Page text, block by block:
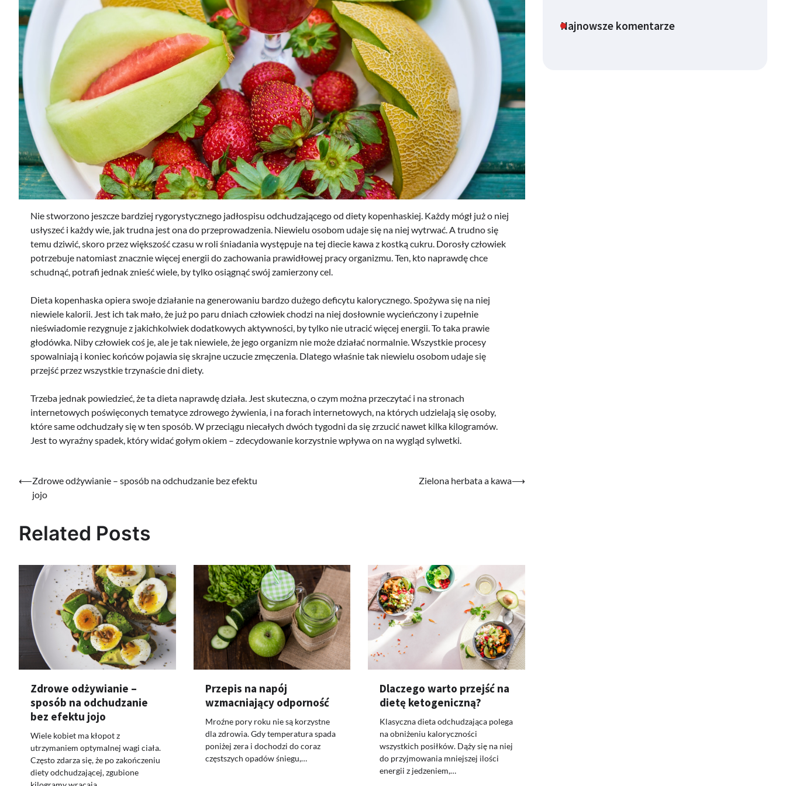
Nie stworzono jeszcze bardziej rygorystycznego jadłospisu odchudzającego od diety kopenhaskiej. Każdy mógł już o niej
usłyszeć i każdy wie, jak trudna jest ona do przeprowadzenia. Niewielu osobom udaje się na niej wytrwać. A trudno się
temu dziwić, skoro przez większość czasu w roli śniadania występuje na tej diecie kawa z kostką cukru. Dorosły człowiek
potrzebuje natomiast znacznie więcej energii do zachowania prawidłowej pracy organizmu. Ten, kto naprawdę chce
schudnąć, potrafi jednak znieść wiele, by tylko osiągnąć swój zamierzony cel.
Dieta kopenhaska opiera swoje działanie na generowaniu bardzo dużego deficytu kalorycznego. Spożywa się na niej
niewiele kalorii. Jest ich tak mało, że już po paru dniach człowiek chodzi na niej dosłownie wycieńczony i zupełnie
nieświadomie rezygnuje z jakichkolwiek dodatkowych aktywności, by tylko nie utracić więcej energii. To taka prawie
głodówka. Niby człowiek coś je, ale je tak niewiele, że jego organizm nie może działać normalnie. Wszystkie procesy
spowalniają i koniec końców pojawia się skrajne uczucie zmęczenia. Dlatego właśnie tak niewielu osobom udaje się
przejść przez wszystkie trzynaście dni diety.
Trzeba jednak powiedzieć, że ta dieta naprawdę działa. Jest skuteczna, o czym można przeczytać i na stronach
internetowych poświęconych tematyce zdrowego żywienia, i na forach internetowych, na których udzielają się osoby,
które same odchudzały się w ten sposób. W przeciągu niecałych dwóch tygodni da się zrzucić nawet kilka kilogramów.
Jest to wyraźny spadek, który widać gołym okiem – zdecydowanie korzystnie wpływa on na wygląd sylwetki.
Nawigacja
wpisu
⟵Zdrowe odżywianie – sposób na odchudzanie bez efektu
jojo
Zielona herbata a kawa⟶
Related Posts
Zdrowe odżywianie –
sposób na odchudzanie
bez efektu jojo
Wiele kobiet ma kłopot z
utrzymaniem optymalnej wagi ciała.
Często zdarza się, że po zakończeniu
diety odchudzającej, zgubione
Przepis na napój
wzmacniający odporność
Mroźne pory roku nie są korzystne
dla zdrowia. Gdy temperatura spada
poniżej zera i dochodzi do coraz
częstszych opadów śniegu,…
Dlaczego warto przejść na
dietę ketogeniczną?
Klasyczna dieta odchudzająca polega
na obniżeniu kaloryczności
wszystkich posiłków. Dąży się na niej
do przyjmowania mniejszej ilości
energii z jedzeniem,…
Najnowsze komentarze